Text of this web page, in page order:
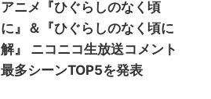
アニメ『ひぐらしのなく頃
に』＆『ひぐらしのなく頃に
解』 ニコニコ生放送コメント
最多シーンTOP5を発表